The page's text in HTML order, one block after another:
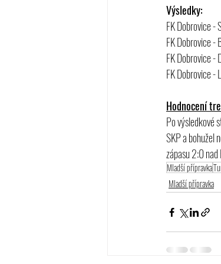
Výsledky:
FK Dobrovice -
FK Dobrovice -
FK Dobrovice -
FK Dobrovice -
Hodnocení
Po výsledkové
SKP a bohužel
zápasu 2:0
Mladší přípravka
Mladší přípravka